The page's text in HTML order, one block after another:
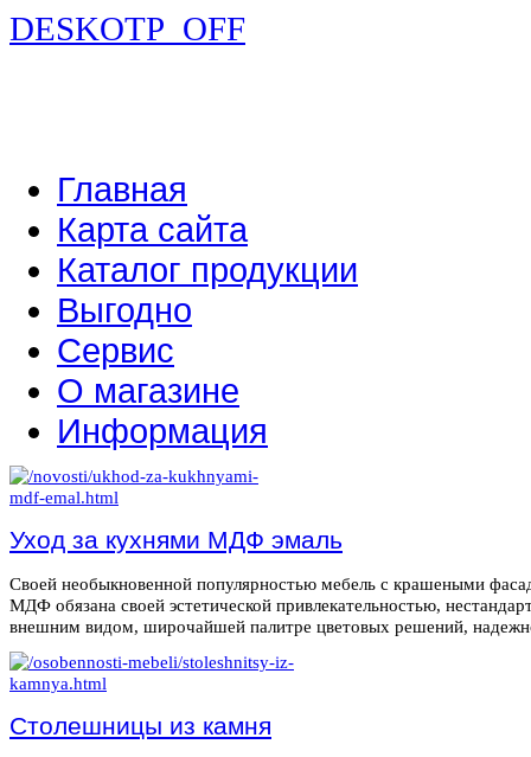
DESKOTP_OFF
Главная
Карта сайта
Каталог продукции
Выгодно
Сервис
О магазине
Информация
Уход за кухнями МДФ эмаль
Своей необыкновенной популярностью мебель с крашеными
МДФ обязана своей эстетической привлекательностью,
внешним видом, широчайшей палитре цветовых решений,
Столешницы из камня